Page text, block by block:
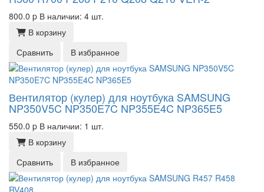
800.0 p В наличии: 4 шт.
В корзину
Сравнить
В избранное
Вентилятор (кулер) для ноутбука SAMSUNG
NP350V5C NP350E7C NP355E4C NP365E5
550.0 p В наличии: 1 шт.
В корзину
Сравнить
В избранное